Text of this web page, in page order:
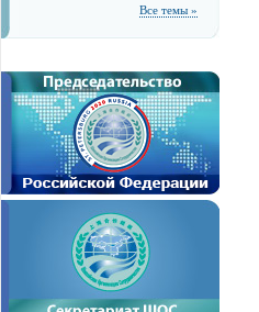
Все темы »